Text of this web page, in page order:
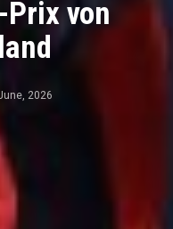
Prix von
2026